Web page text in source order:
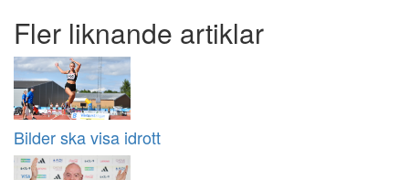
Fler liknande artiklar
Bilder ska visa idrott